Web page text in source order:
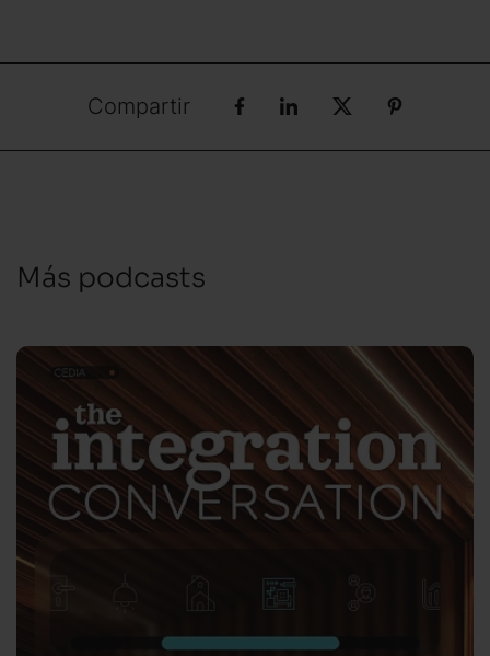
Compartir
Más podcasts